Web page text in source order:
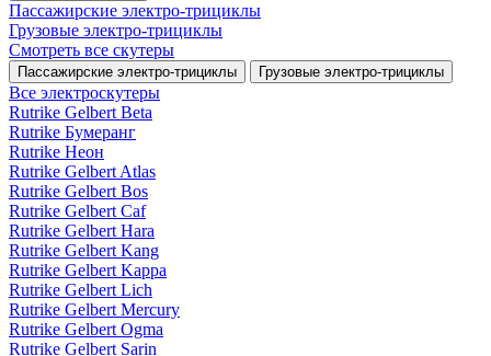
Пассажирские электро‑трициклы
Грузовые электро‑трициклы
Смотреть все скутеры
Пассажирские электро‑трициклы Грузовые электро‑трициклы
Все электро­скутеры
Rutrike Gelbert Beta
Rutrike Бумеранг
Rutrike Неон
Rutrike Gelbert Atlas
Rutrike Gelbert Bos
Rutrike Gelbert Caf
Rutrike Gelbert Hara
Rutrike Gelbert Kang
Rutrike Gelbert Kappa
Rutrike Gelbert Lich
Rutrike Gelbert Mercury
Rutrike Gelbert Ogma
Rutrike Gelbert Sarin